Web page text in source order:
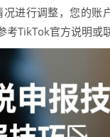
进行调整，您的账
TikTok官方说明或